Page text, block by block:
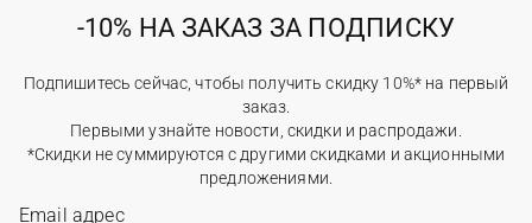
-10% НА ЗАКАЗ ЗА ПОДПИСКУ
Подпишитесь сейчас, чтобы получить скидку 10%* на первый
заказ.
Первыми узнайте новости, скидки и распродажи.
*Скидки не суммируются с другими скидками и акционными
предложениями.